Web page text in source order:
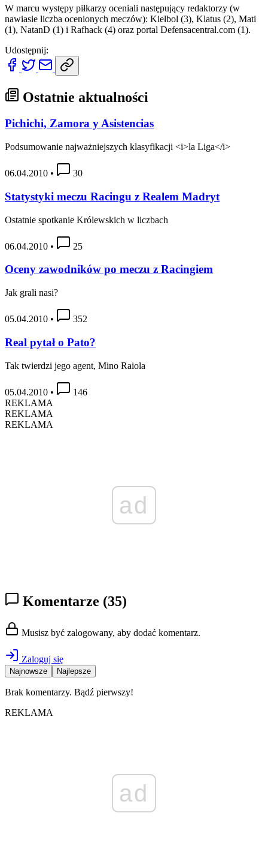
W marcu występy piłkarzy oceniali następujący redaktorzy (w
nawiasie liczba ocenionych meczów): Kiełbol (3), Klatus (2), Mati
(1), NatanD (1) i Rafhack (4) oraz portal Defensacentral.com (1).
Udostępnij:
Ostatnie aktualności
Pichichi, Zamora y Asistencias
Podsumowanie najważniejszych klasyfikacji <i>la Liga</i>
06.04.2010 • 30
Statystyki meczu Racingu z Realem Madryt
Ostatnie spotkanie Królewskich w liczbach
06.04.2010 • 25
Oceny zawodników po meczu z Racingiem
Jak grali nasi?
05.04.2010 • 352
Real pytał o Pato?
Tak twierdzi jego agent, Mino Raiola
05.04.2010 •
146
REKLAMA
REKLAMA
REKLAMA
ad
Komentarze (35)
Musisz być zalogowany, aby dodać komentarz.
Zaloguj się
Najnowsze Najlepsze
Brak komentarzy. Bądź pierwszy!
REKLAMA
ad